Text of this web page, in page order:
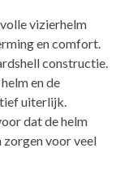
vizierhelm
en comfort.
constructie.
en de
uiterlijk.
dat de helm
voor veel